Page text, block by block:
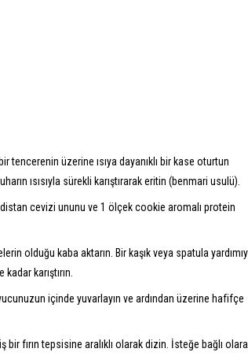
tencerenin üzerine ısıya dayanıklı bir kase oturtun
ısısıyla sürekli karıştırarak eritin (benmari usulü).
cevizi ununu ve 1 ölçek cookie aromalı protein
olduğu kaba aktarın. Bir kaşık veya spatula
karıştırın.
içinde yuvarlayın ve ardından üzerine hafifçe
bir fırın tepsisine aralıklı olarak dizin. İsteğe bağlı